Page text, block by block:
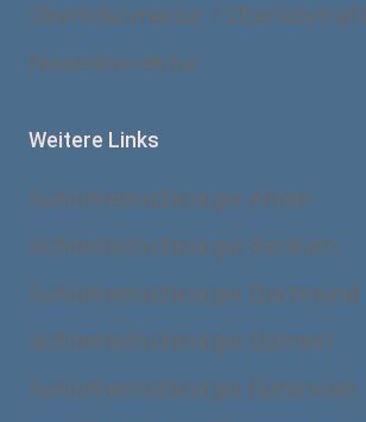
Oberlidkorrektur /
Nasenkorrektur
Weitere Links
Schönheitschirurgie Ahlen
Schönheitschirurgie Beckum
Schönheitschirurgie Dortmund
Schönheitschirurgie Dülmen
Schönheitschirurgie Gütersloh